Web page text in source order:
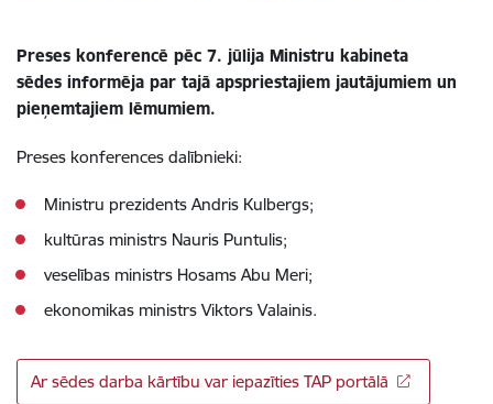
Preses konferencē pēc 7. jūlija Ministru kabineta
sēdes informēja par tajā apspriestajiem jautājumiem un
pieņemtajiem lēmumiem.
Preses konferences dalībnieki:
Ministru prezidents Andris Kulbergs;
kultūras ministrs Nauris Puntulis;
veselības ministrs Hosams Abu Meri;
ekonomikas ministrs Viktors Valainis.
Ar sēdes darba kārtību var iepazīties TAP portālā